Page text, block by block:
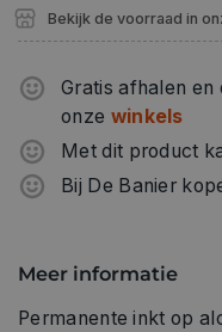
Bekijk de voorraad in
Gratis afhalen en
onze winkels
Met dit product
Bij De Banier
Meer informatie
Permanente inkt op